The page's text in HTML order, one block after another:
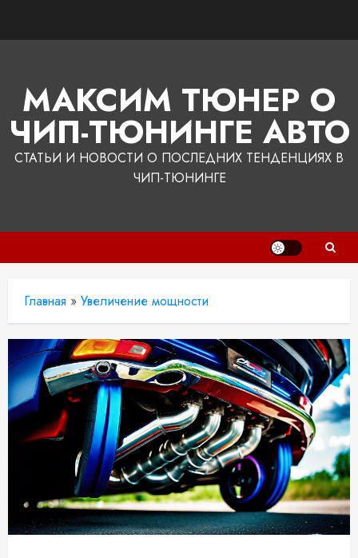
МАКСИМ ТЮНЕР О
ЧИП-ТЮНИНГЕ АВТО
СТАТЬИ И НОВОСТИ О ПОСЛЕДНИХ ТЕНДЕНЦИЯХ В
ЧИП-ТЮНИНГЕ
Главная » Увеличение мощности